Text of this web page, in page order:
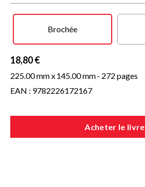
Brochée
18,80 €
225.00 mm x145.00 mm- 272 pages
EAN : 9782226172167
Acheter le livre